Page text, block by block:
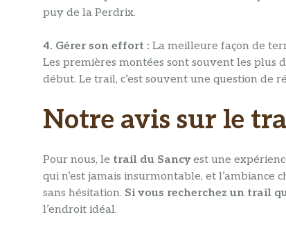
puy de la Perdrix.
4. Gérer son effort : La meilleure façon de
Les premières montées sont souvent les plus
début. Le trail, c’est souvent une question de
Notre avis sur le
Pour nous, le trail du Sancyest une
qui n’est jamais insurmontable, et
sans hésitation. Si vous recherchez un trail
l’endroit idéal.